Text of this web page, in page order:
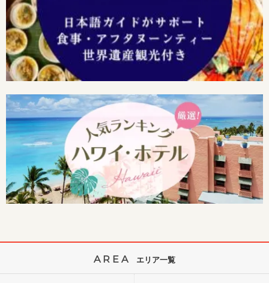
AREA エリア一覧